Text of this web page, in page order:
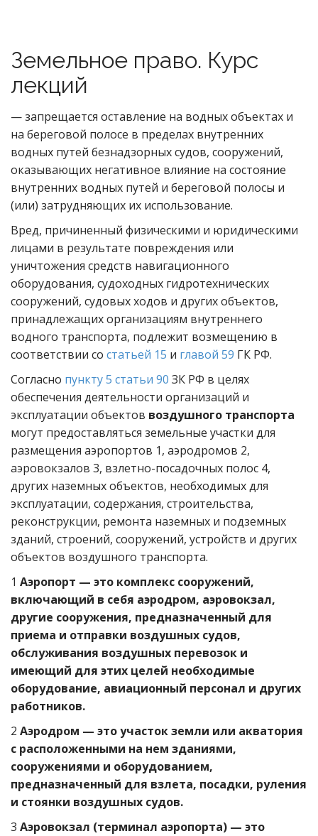
Земельное право. Курс
лекций
— запрещается оставление на водных объектах и
на береговой полосе в пределах внутренних
водных путей безнадзорных судов, сооружений,
оказывающих негативное влияние на состояние
внутренних водных путей и береговой полосы и
(или) затрудняющих их использование.
Вред, причиненный физическими и юридическими
лицами в результате повреждения или
уничтожения средств навигационного
оборудования, судоходных гидротехнических
сооружений, судовых ходов и других объектов,
принадлежащих организациям внутреннего
водного транспорта, подлежит возмещению в
соответствии со статьей 15 и главой 59 ГК РФ.
Согласно пункту 5 статьи 90 ЗК РФ в целях
обеспечения деятельности организаций и
эксплуатации объектов воздушного транспорта
могут предоставляться земельные участки для
размещения аэропортов 1, аэродромов 2,
аэровокзалов 3, взлетно-посадочных полос 4,
других наземных объектов, необходимых для
эксплуатации, содержания, строительства,
реконструкции, ремонта наземных и подземных
зданий, строений, сооружений, устройств и других
объектов воздушного транспорта.
1 Аэропорт — это комплекс сооружений,
включающий в себя аэродром, аэровокзал,
другие сооружения, предназначенный для
приема и отправки воздушных судов,
обслуживания воздушных перевозок и
имеющий для этих целей необходимые
оборудование, авиационный персонал и других
работников.
2 Аэродром — это участок земли или акватория
с расположенными на нем зданиями,
сооружениями и оборудованием,
предназначенный для взлета, посадки, руления
и стоянки воздушных судов.
3 Аэровокзал (терминал аэропорта) — это